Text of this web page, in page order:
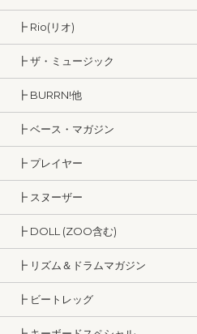
┣ Rio(リオ)
┣ ザ・ミュージック
┣ BURRN!他
┣ ベース・マガジン
┣ プレイヤー
┣ スヌーザー
┣ DOLL (ZOO含む)
┣ リズム＆ドラムマガジン
┣ ビートレッグ